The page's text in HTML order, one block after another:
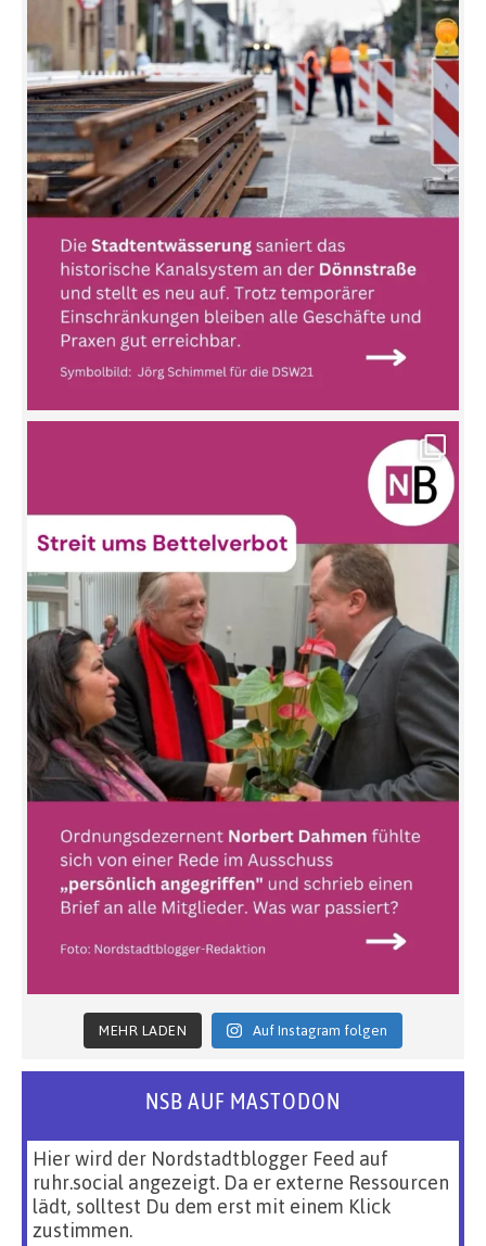
MEHR LADEN Auf Instagram folgen
NSB AUF MASTODON
Hier wird der Nordstadtblogger Feed auf
ruhr.social angezeigt. Da er externe Ressourcen
lädt, solltest Du dem erst mit einem Klick
zustimmen.